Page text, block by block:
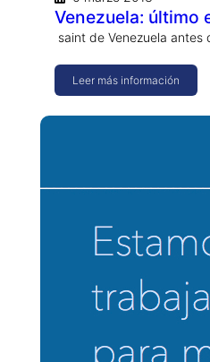
Venezuela: último
saint de Venezuela
Leer más información